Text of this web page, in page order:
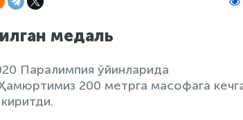
медаль
Паралимпия ўйинларида
200 метрга масофага